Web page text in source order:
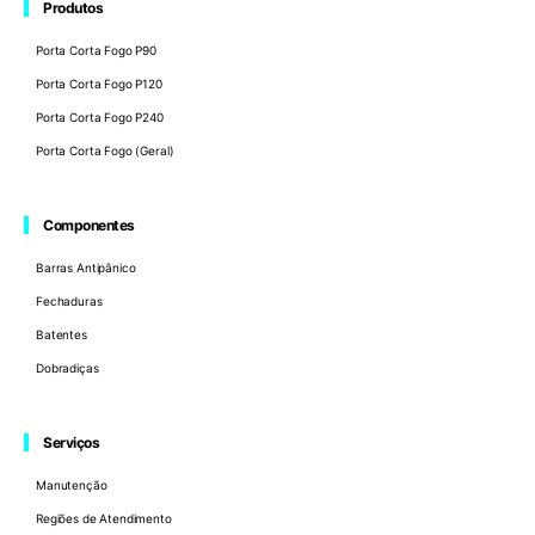
Produtos
Porta Corta Fogo P90
Porta Corta Fogo P120
Porta Corta Fogo P240
Porta Corta Fogo (Geral)
Componentes
Barras Antipânico
Fechaduras
Batentes
Dobradiças
Serviços
Manutenção
Regiões de Atendimento